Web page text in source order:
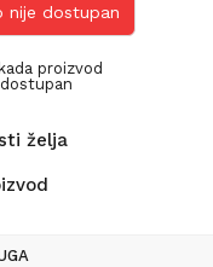
nije dostupan
proizvod
želja